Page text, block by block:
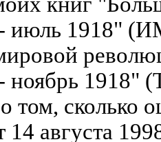
- июль 1918"
ноябрь 1918"
том, сколько
14 августа